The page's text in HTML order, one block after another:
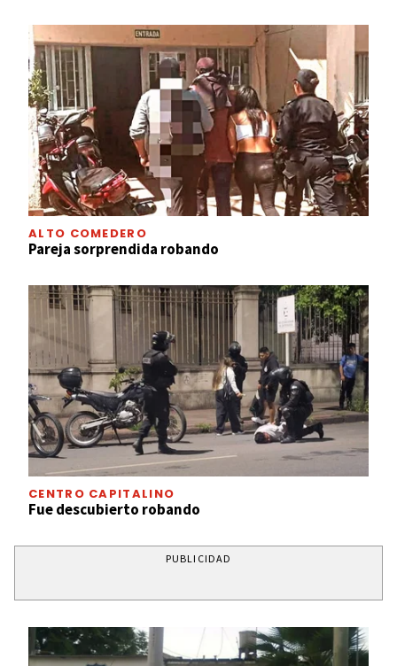
ALTO COMEDERO
Pareja sorprendida robando
CENTRO CAPITALINO
Fue descubierto robando
PUBLICIDAD